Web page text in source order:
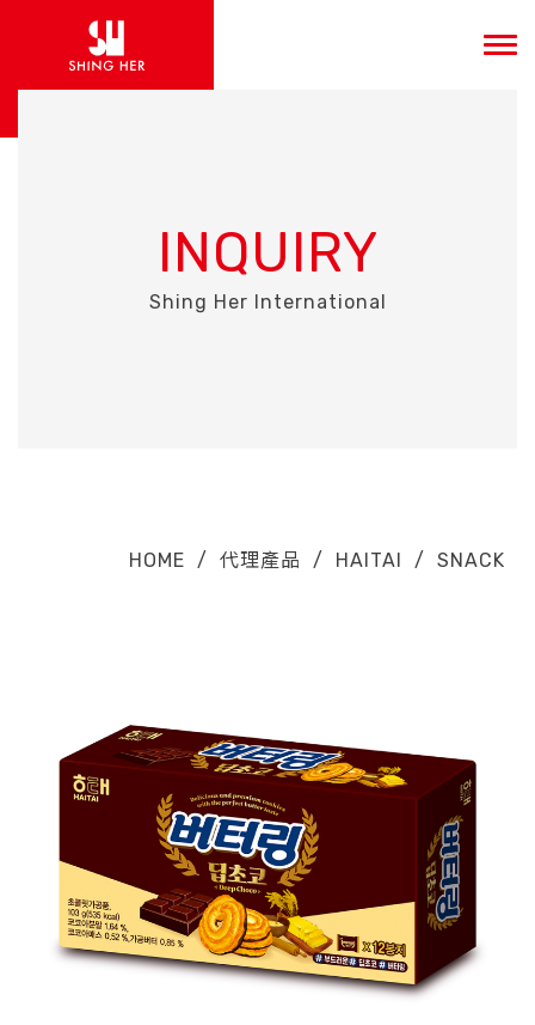
INQUIRY
Shing Her International
HOME / 代理產品 / HAITAI / SNACK